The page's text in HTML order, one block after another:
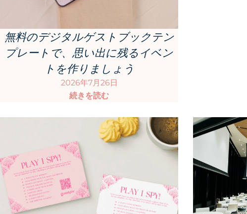
無料のデジタルゲストブックテン
プレートで、思い出に残るイベン
トを作りましょう
2026年7月26日
続きを読む